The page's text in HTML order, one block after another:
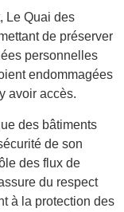
Le Quai des
de préserver
personnelles
endommagées
avoir accès.
des bâtiments
de son
des flux de
du respect
à la protection des